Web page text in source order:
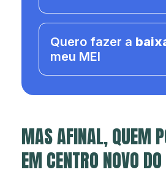
Quero fazer a
meu MEI
MAS AFINAL, QUEM
EM CENTRO NOVO